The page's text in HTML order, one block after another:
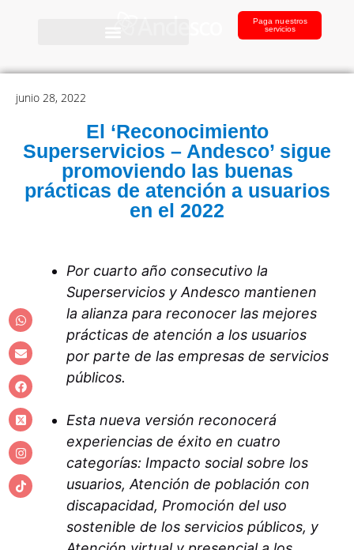
Paga nuestros
servicios
junio 28, 2022
El ‘Reconocimiento
Superservicios – Andesco’ sigue
promoviendo las buenas
prácticas de atención a usuarios
en el 2022
Por cuarto año consecutivo la
Superservicios y Andesco mantienen
la alianza para reconocer las mejores
prácticas de atención a los usuarios
por parte de las empresas de servicios
públicos.
Esta nueva versión reconocerá
experiencias de éxito en cuatro
categorías: Impacto social sobre los
usuarios, Atención de población con
discapacidad, Promoción del uso
sostenible de los servicios públicos, y